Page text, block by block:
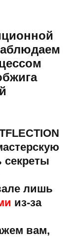
лишь
из-за
вам,